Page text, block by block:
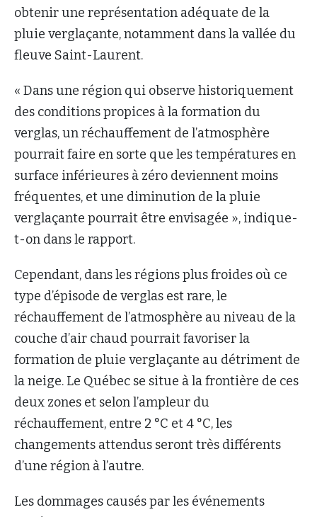
obtenir une représentation adéquate de la
pluie verglaçante, notamment dans la vallée du
fleuve Saint-Laurent.
« Dans une région qui observe historiquement
des conditions propices à la formation du
verglas, un réchauffement de l’atmosphère
pourrait faire en sorte que les températures en
surface inférieures à zéro deviennent moins
fréquentes, et une diminution de la pluie
verglaçante pourrait être envisagée », indique-
t-on dans le rapport.
Cependant, dans les régions plus froides où ce
type d’épisode de verglas est rare, le
réchauffement de l’atmosphère au niveau de la
couche d’air chaud pourrait favoriser la
formation de pluie verglaçante au détriment de
la neige. Le Québec se situe à la frontière de ces
deux zones et selon l’ampleur du
réchauffement, entre 2 °C et 4 °C, les
changements attendus seront très différents
d’une région à l’autre.
Les dommages causés par les événements